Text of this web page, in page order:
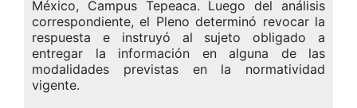
México, Campus Tepeaca. Luego del análisis
correspondiente, el Pleno determinó revocar la
respuesta e instruyó al sujeto obligado a
entregar la información en alguna de las
modalidades previstas en la normatividad
vigente.